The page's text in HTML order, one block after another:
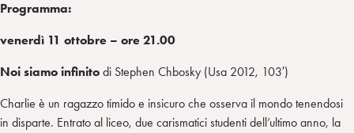
Programma:
venerdì 11 ottobre – ore 21.00
Noi siamo infinito di Stephen Chbosky (Usa 2012, 103′)
Charlie è un ragazzo timido e insicuro che osserva il mondo tenendosi
in disparte. Entrato al liceo, due carismatici studenti dell’ultimo anno, la